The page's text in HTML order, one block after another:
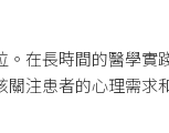
在長時間的醫學實
注患者的心理需求